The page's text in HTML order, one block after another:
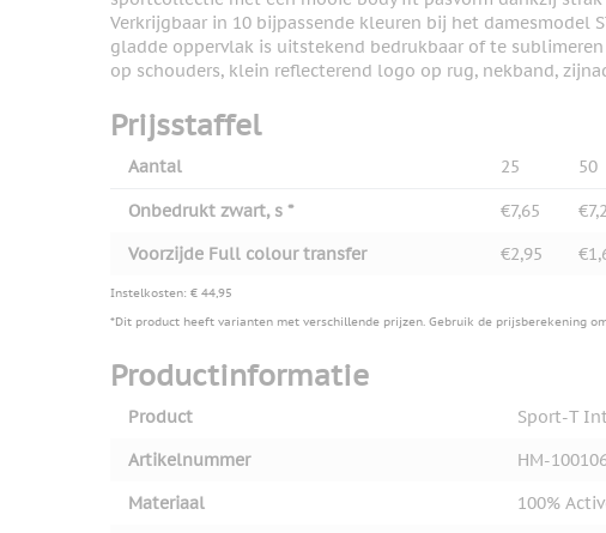
View larger image
Verkrijgbaar in 10 bijpassende kleuren bij het damesmodel
gladde oppervlak is uitstekend bedrukbaar of te
op schouders, klein reflecterend logo op rug, nekband,
Prijsstaffel
Aantal 25 50
Onbedrukt zwart, s * €7,65
Voorzijde Full colour transfer
€2,95
Instelkosten: € 44,95
*Dit product heeft varianten met verschillende prijzen. Gebruik de prijsberekening
Productinformatie
Product
Sport-T
Artikelnummer
HM-
Materiaal
100%